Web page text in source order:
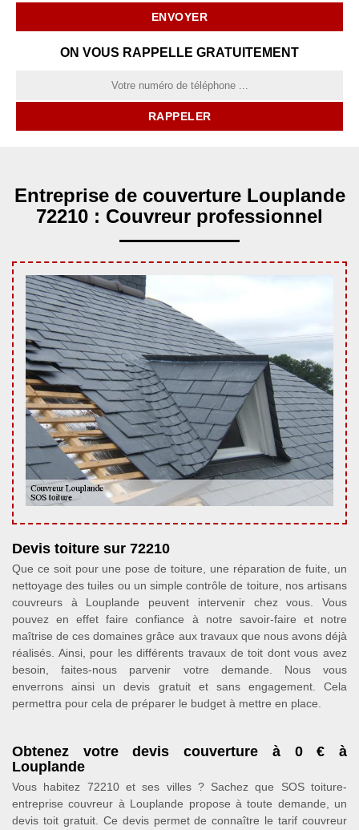
ON VOUS RAPPELLE GRATUITEMENT
Entreprise de couverture Louplande
72210 : Couvreur professionnel
Devis toiture sur 72210
Que ce soit pour une pose de toiture, une réparation de fuite, un
nettoyage des tuiles ou un simple contrôle de toiture, nos artisans
couvreurs à Louplande peuvent intervenir chez vous. Vous
pouvez en effet faire confiance à notre savoir-faire et notre
maîtrise de ces domaines grâce aux travaux que nous avons déjà
réalisés. Ainsi, pour les différents travaux de toit dont vous avez
besoin, faites-nous parvenir votre demande. Nous vous
enverrons ainsi un devis gratuit et sans engagement. Cela
permettra pour cela de préparer le budget à mettre en place.
Obtenez votre devis couverture à 0 € à
Louplande
Vous habitez 72210 et ses villes ? Sachez que SOS toiture-
entreprise couvreur à Louplande propose à toute demande, un
devis toit gratuit. Ce devis permet de connaître le tarif couvreur